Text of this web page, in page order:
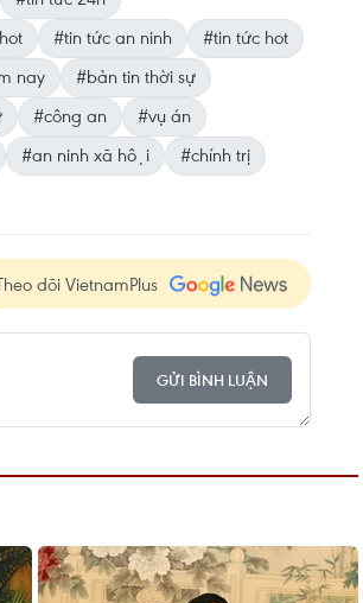
#tin tức an ninh
#tin tức hot
nay
#bản tin thời sự
#công an
#vụ án
#an ninh xã hội
#chính trị
dõi VietnamPlus
GỬI BÌNH LUẬN